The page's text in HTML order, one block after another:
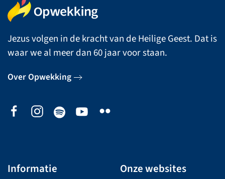
Jezus volgen in de kracht van de Heilige Geest. Dat is
waar we al meer dan 60 jaar voor staan.
Over Opwekking
Informatie Onze websites